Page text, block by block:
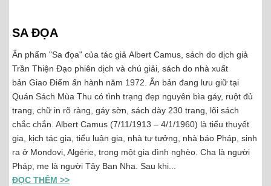
SA ĐỌA
Ấn phẩm "Sa đọa" của tác giả Albert Camus, sách do dịch giả
Trần Thiện Đạo phiên dịch và chú giải, sách do nhà xuất
bản Giao Điểm ấn hành năm 1972. Ấn bản đang lưu giữ tại
Quán Sách Mùa Thu có tình trạng đẹp nguyên bìa gáy, ruột đủ
trang, chữ in rõ ràng, gáy sờn, sách dày 230 trang, lõi sách
chắc chắn. Albert Camus (7/11/1913 – 4/1/1960) là tiểu thuyết
gia, kịch tác gia, tiểu luận gia, nhà tư tưởng, nhà báo Pháp, sinh
ra ở Mondovi, Algérie, trong một gia đình nghèo. Cha là người
Pháp, mẹ là người Tây Ban Nha. Sau khi...
ĐỌC THÊM >>